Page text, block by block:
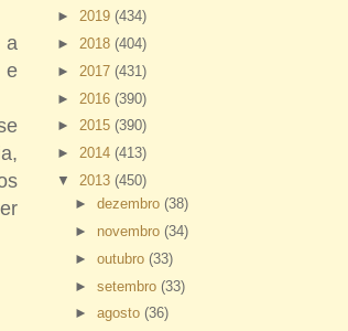
a
e
► 2019 (434)
► 2018 (404)
► 2017 (431)
► 2016 (390)
► 2015 (390)
► 2014 (413)
▼ 2013 (450)
► dezembro (38)
► novembro (34)
► outubro (33)
► setembro (33)
► agosto (36)